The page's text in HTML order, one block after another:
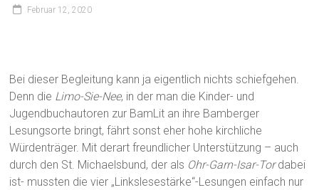
Februar 12, 2020
Bei dieser Begleitung kann ja eigentlich nichts schiefgehen.
Denn die Limo-Sie-Nee, in der man die Kinder- und
Jugendbuchautoren zur BamLit an ihre Bamberger
Lesungsorte bringt, fährt sonst eher hohe kirchliche
Würdenträger. Mit derart freundlicher Unterstützung – auch
durch den St. Michaelsbund, der als Ohr-Garn-Isar-Tordabei
ist- mussten die vier „Linkslesestärke“-Lesungen einfach nur